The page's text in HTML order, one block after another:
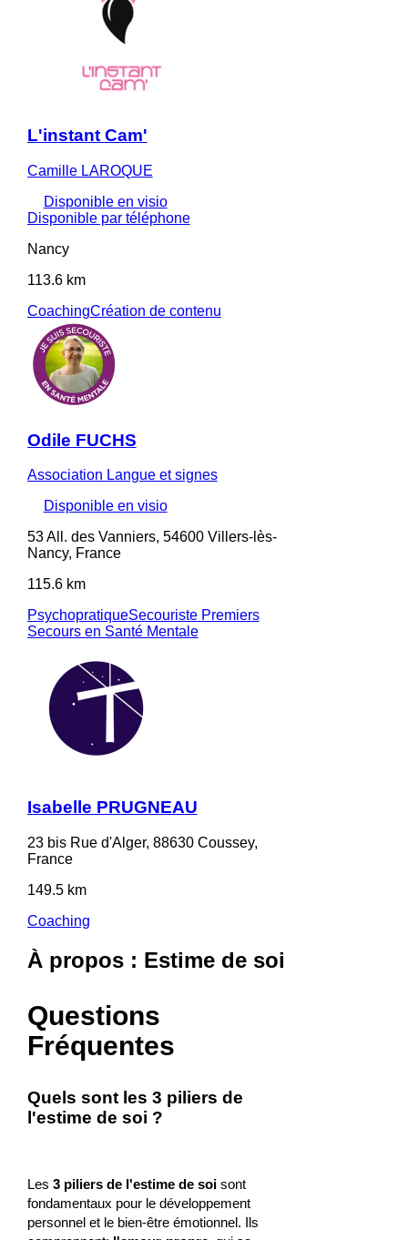
L'instant Cam'
Camille LAROQUE
Disponible en visio
Disponible par téléphone
Nancy
113.6 km
CoachingCréation de contenu
Odile FUCHS
Association Langue et signes
Disponible en visio
53 All. des Vanniers, 54600 Villers-lès-
Nancy, France
115.6 km
PsychopratiqueSecouriste Premiers
Secours en Santé Mentale
Isabelle PRUGNEAU
23 bis Rue d'Alger, 88630 Coussey,
France
149.5 km
Coaching
À propos : Estime de soi
Questions
Fréquentes
Quels sont les 3 piliers de
l'estime de soi ?
Les 3 piliers de l'estime de soisont
fondamentaux pour le développement
personnel et le bien-être émotionnel. Ils